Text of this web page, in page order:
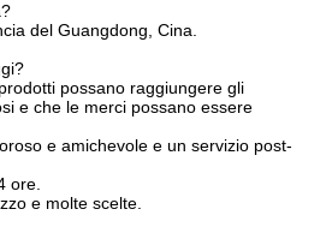
del Guangdong, Cina.
possano raggiungere gli
e che le merci possano essere
e amichevole e un servizio post-
ore.
e molte scelte.